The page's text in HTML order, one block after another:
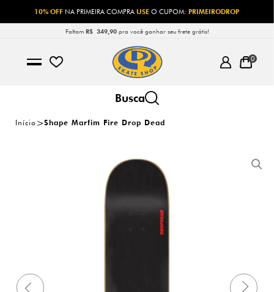
10% OFF NA PRIMEIRA COMPRAUSEO CUPOM:PRIMEIRODROP
Faltam R$ 349,90pra você ganhar seu frete grátis!
0
Início Shape Marfim Fire Drop Dead